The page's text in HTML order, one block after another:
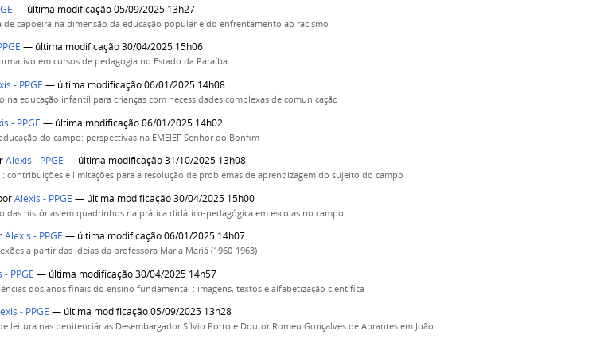
— última modificação 05/09/2025 13h27
capoeira na dimensão da educação popular e do enfrentamento ao racismo
— última modificação 30/04/2025 15h06
em cursos de pedagogia no Estado da Paraíba
- PPGE — última modificação 06/01/2025 14h08
educação infantil para crianças com necessidades complexas de comunicação
- PPGE — última modificação 06/01/2025 14h02
do campo: perspectivas na EMEIEF Senhor do Bonfim
Alexis - PPGE — última modificação 31/10/2025 13h08
contribuições e limitações para a resolução de problemas de aprendizagem do sujeito do campo
Alexis - PPGE — última modificação 30/04/2025 15h00
das histórias em quadrinhos na prática didático-pedagógica em escolas no campo
Alexis - PPGE — última modificação 06/01/2025 14h07
a partir das ideias da professora Maria Mariá (1960-1963)
- PPGE — última modificação 30/04/2025 14h57
dos anos finais do ensino fundamental : imagens, textos e alfabetização científica
- PPGE — última modificação 05/09/2025 13h28
leitura nas penitenciárias Desembargador Sílvio Porto e Doutor Romeu Gonçalves de Abrantes em João